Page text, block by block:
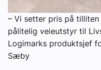
– Vi setter pris på
pålitelig veieutstyr til
Logimarks produktsjef
Sæby